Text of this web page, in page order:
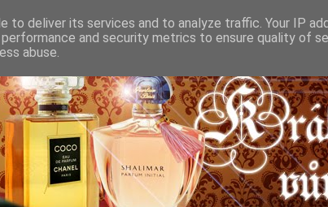
to deliver its services and to analyze traffic. Your IP
and security metrics to ensure quality of
abuse.